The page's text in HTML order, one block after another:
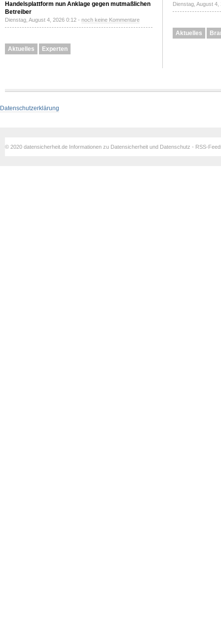
Handelsplattform nun Anklage gegen mutmaßlichen
Betreiber
Dienstag, August 4, 2026 0:12 - noch keine Kommentare
Aktuelles Experten
Dienstag, August
Aktuelles
Datenschutzerklärung
© 2020 datensicherheit.de Informationen zu Datensicherheit und Datenschutz - RSS-